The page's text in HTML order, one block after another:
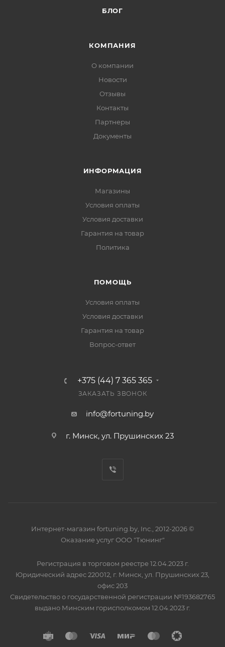
БЛОГ
КОМПАНИЯ
О компании
Новости
Отзывы
Контакты
Партнеры
Документы
ИНФОРМАЦИЯ
Магазины
Условия оплаты
Условия доставки
Гарантия на товар
Политика
ПОМОЩЬ
Условия оплаты
Условия доставки
Гарантия на товар
Вопрос-ответ
+375 (44) 7 365 365
ЗАКАЗАТЬ ЗВОНОК
info@fortuning.by
г. Минск, ул. Прушинских 23
Интернет-магазин fortuning.by, Inc., 2012-2026 ©
Оказание услуг ООО "Тюнинг"
Регистрация в торговом реестре 12.04.2023 г.
Юридический адрес 220012, г. Минск, ул. Прушинских 23,
офис 203
Свидетельство о государственной регистрации №193682765
выдано Минским горисполкомом 12.04.2023 г.